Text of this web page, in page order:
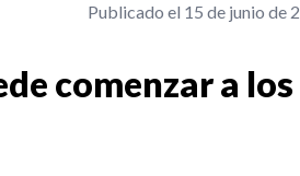
Publicado el 15 de junio de
comenzar a los